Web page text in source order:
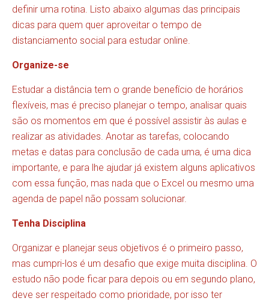
definir uma rotina. Listo abaixo algumas das principais
dicas para quem quer aproveitar o tempo de
distanciamento social para estudar online.
Organize-se
Estudar a distância tem o grande benefício de horários
flexíveis, mas é preciso planejar o tempo, analisar quais
são os momentos em que é possível assistir às aulas e
realizar as atividades. Anotar as tarefas, colocando
metas e datas para conclusão de cada uma, é uma dica
importante, e para lhe ajudar já existem alguns aplicativos
com essa função, mas nada que o Excel ou mesmo uma
agenda de papel não possam solucionar.
Tenha Disciplina
Organizar e planejar seus objetivos é o primeiro passo,
mas cumpri-los é um desafio que exige muita disciplina. O
estudo não pode ficar para depois ou em segundo plano,
deve ser respeitado como prioridade, por isso ter